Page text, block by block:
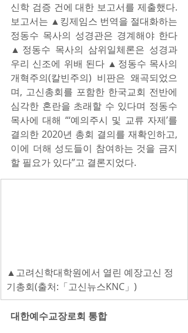
신학 검증 건에 대한 보고서를 제출했다.
보고서는 ▲킹제임스 번역을 절대화하는
정동수 목사의 성경관은 경계해야 한다
▲정동수 목사의 삼위일체론은 성경과
우리 신조에 위배 된다 ▲정동수 목사의
개혁주의(칼빈주의) 비판은 왜곡되었으
며, 고신총회를 포함한 한국교회 전반에
심각한 혼란을 초래할 수 있다며 정동수
목사에 대해 “‘예의주시 및 교류 자제’를
결의한 2020년 총회 결의를 재확인하고,
이에 더해 성도들이 참여하는 것을 금지
할 필요가 있다”고 결론지었다.​ ​
▲고려신학대학원에서 열린 예장고신 정
기총회(출처:「고신뉴스KNC」)
대한예수교장로회 통합